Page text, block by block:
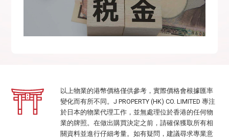
以上物業的港幣價格僅供參考，實際價格會根據匯率
變化而有所不同。J PROPERTY (HK) CO. LIMITED 專注
於日本的物業代理工作，並無處理位於香港的任何物
業的牌照。在做出購買決定之前，請確保獲取所有相
關資料並進行仔細考量。如有疑問，建議尋求專業意